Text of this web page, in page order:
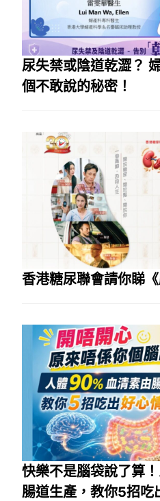
尿失禁或陰道乾澀？
個不敢說的秘密！
香港糖尿聯會請你睇
快樂不是腦袋說了算
腸道生產，教你5招吃